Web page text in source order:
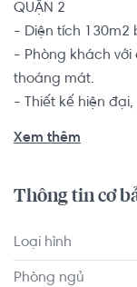
QUẬN 2
- Diện tích 130m2
- Phòng khách với
thoáng mát.
- Thiết kế hiện
bạn trẻ, gia đình
và sắp xếp thêm
vào sở thích và
Xem thêm
Thông tin cơ
Loại hình
Phòng ngủ